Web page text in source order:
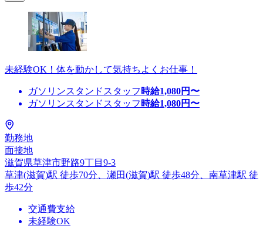
未経験OK！体を動かして気持ちよくお仕事！
ガソリンスタンドスタッフ 時給1,080円〜
ガソリンスタンドスタッフ 時給1,080円〜
勤務地
面接地
滋賀県草津市野路9丁目9-3
草津(滋賀)駅 徒歩70分、瀬田(滋賀)駅 徒歩48分、南草津駅 徒
歩42分
交通費支給
未経験OK